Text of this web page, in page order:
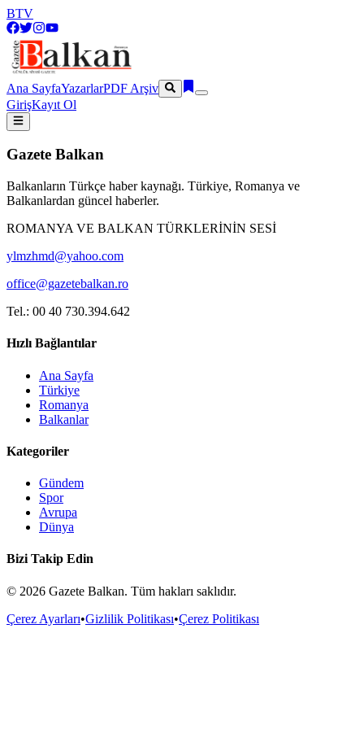
BTV
Ana SayfaYazarlarPDF Arşiv
GirişKayıt Ol
Gazete Balkan
Balkanların Türkçe haber kaynağı. Türkiye, Romanya ve
Balkanlardan güncel haberler.
ROMANYA VE BALKAN TÜRKLERİNİN SESİ
ylmzhmd@yahoo.com
office@gazetebalkan.ro
Tel.: 00 40 730.394.642
Hızlı Bağlantılar
Ana Sayfa
Türkiye
Romanya
Balkanlar
Kategoriler
Gündem
Spor
Avrupa
Dünya
Bizi Takip Edin
© 2026 Gazete Balkan. Tüm hakları saklıdır.
Çerez Ayarları•Gizlilik Politikası•Çerez Politikası